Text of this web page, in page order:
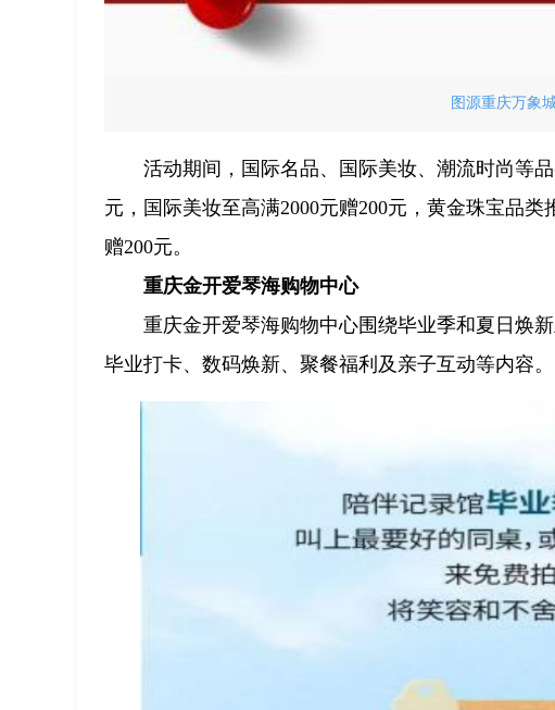
图源重庆万象
活动期间，国际名品、国际美妆、潮流时尚等
元，国际美妆至高满2000元赠200元，黄金珠宝品
赠200元。
重庆金开爱琴海购物中心
重庆金开爱琴海购物中心围绕毕业季和夏日焕新
毕业打卡、数码焕新、聚餐福利及亲子互动等内容。